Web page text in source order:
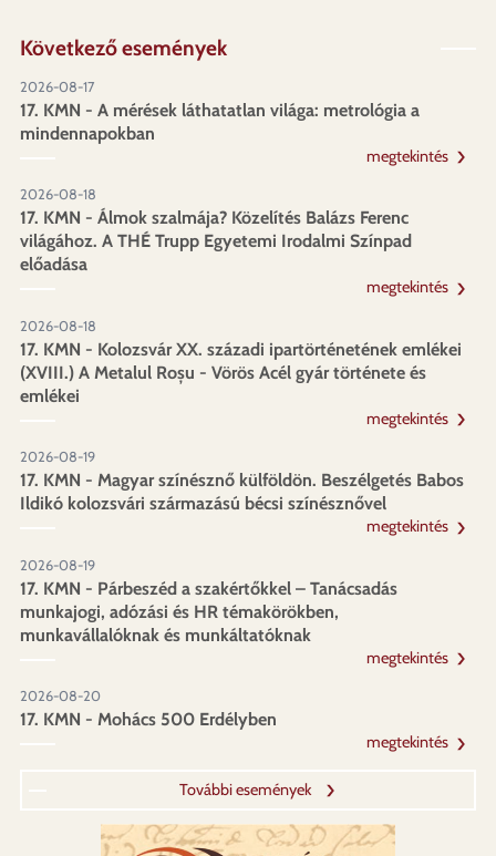
Következő események
2026-08-17
17. KMN - A mérések láthatatlan világa: metrológia a
mindennapokban
megtekintés
2026-08-18
17. KMN - Álmok szalmája? Közelítés Balázs Ferenc
világához. A THÉ Trupp Egyetemi Irodalmi Színpad
előadása
megtekintés
2026-08-18
17. KMN - Kolozsvár XX. századi ipartörténetének emlékei
(XVIII.) A Metalul Roșu - Vörös Acél gyár története és
emlékei
megtekintés
2026-08-19
17. KMN - Magyar színésznő külföldön. Beszélgetés Babos
Ildikó kolozsvári származású bécsi színésznővel
megtekintés
2026-08-19
17. KMN - Párbeszéd a szakértőkkel – Tanácsadás
munkajogi, adózási és HR témakörökben,
munkavállalóknak és munkáltatóknak
megtekintés
2026-08-20
17. KMN - Mohács 500 Erdélyben
megtekintés
További események